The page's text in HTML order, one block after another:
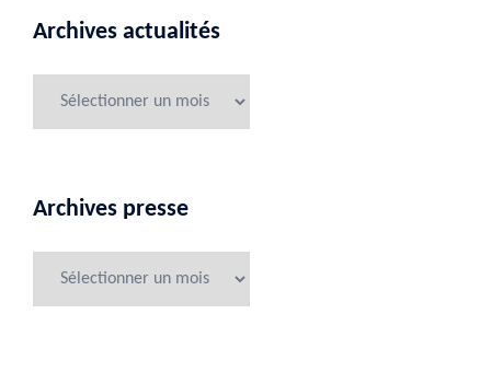
Archives actualités
Archives presse